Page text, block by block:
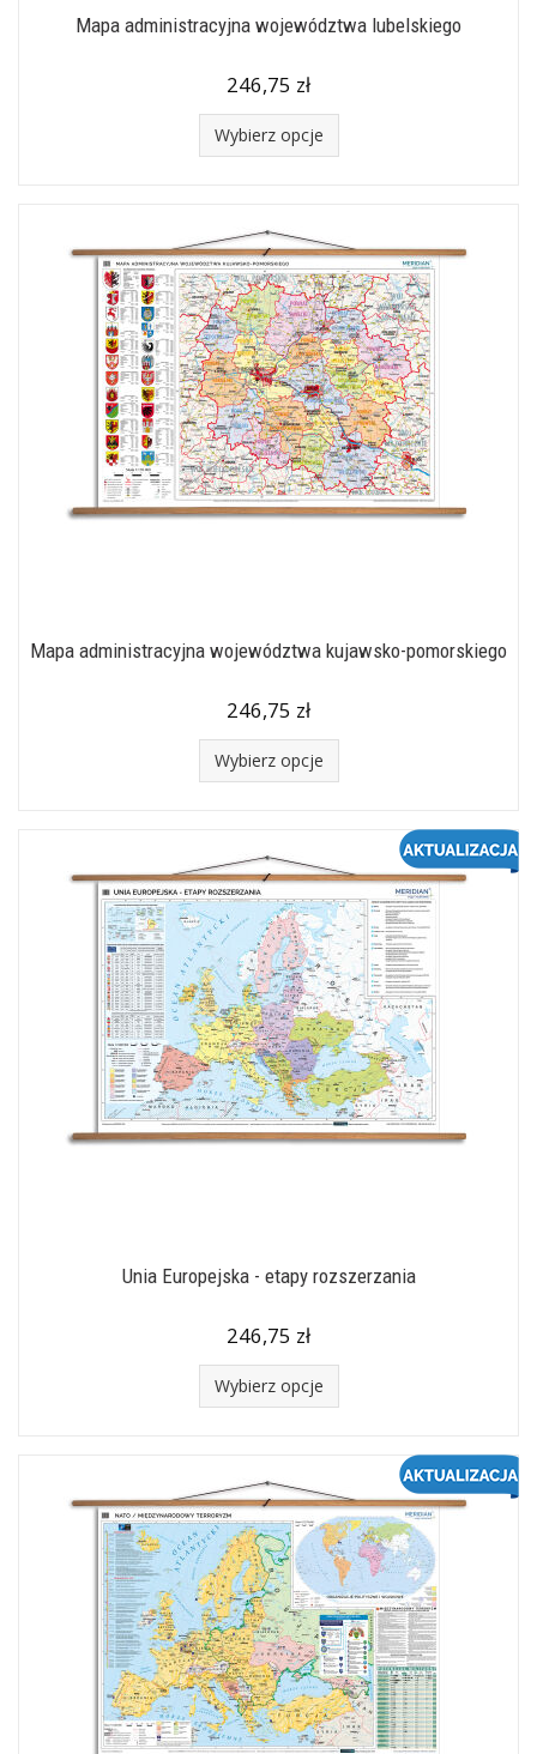
Mapa administracyjna województwa lubelskiego
246,75 zł
Wybierz opcje
Mapa administracyjna województwa kujawsko-pomorskiego
246,75 zł
Wybierz opcje
Unia Europejska - etapy rozszerzania
246,75 zł
Wybierz opcje